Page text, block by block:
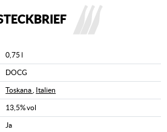
0,75 l
DOCG
Toskana Italien
13,5% vol
Ja